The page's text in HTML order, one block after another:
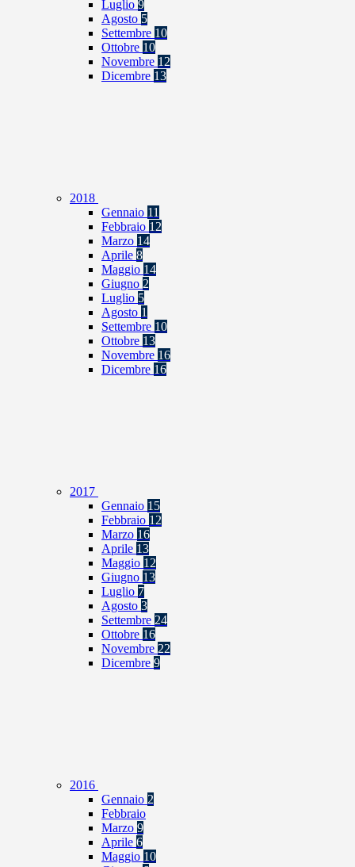
Luglio 9
Agosto 5
Settembre 10
Ottobre 10
Novembre 12
Dicembre 13
2018
Gennaio 11
Febbraio 12
Marzo 14
Aprile 8
Maggio 14
Giugno 2
Luglio 5
Agosto 1
Settembre 10
Ottobre 13
Novembre 16
Dicembre 16
2017
Gennaio 15
Febbraio 12
Marzo 16
Aprile 13
Maggio 12
Giugno 13
Luglio 7
Agosto 3
Settembre 24
Ottobre 16
Novembre 22
Dicembre 9
2016
Gennaio 2
Febbraio
Marzo 9
Aprile 6
Maggio 10